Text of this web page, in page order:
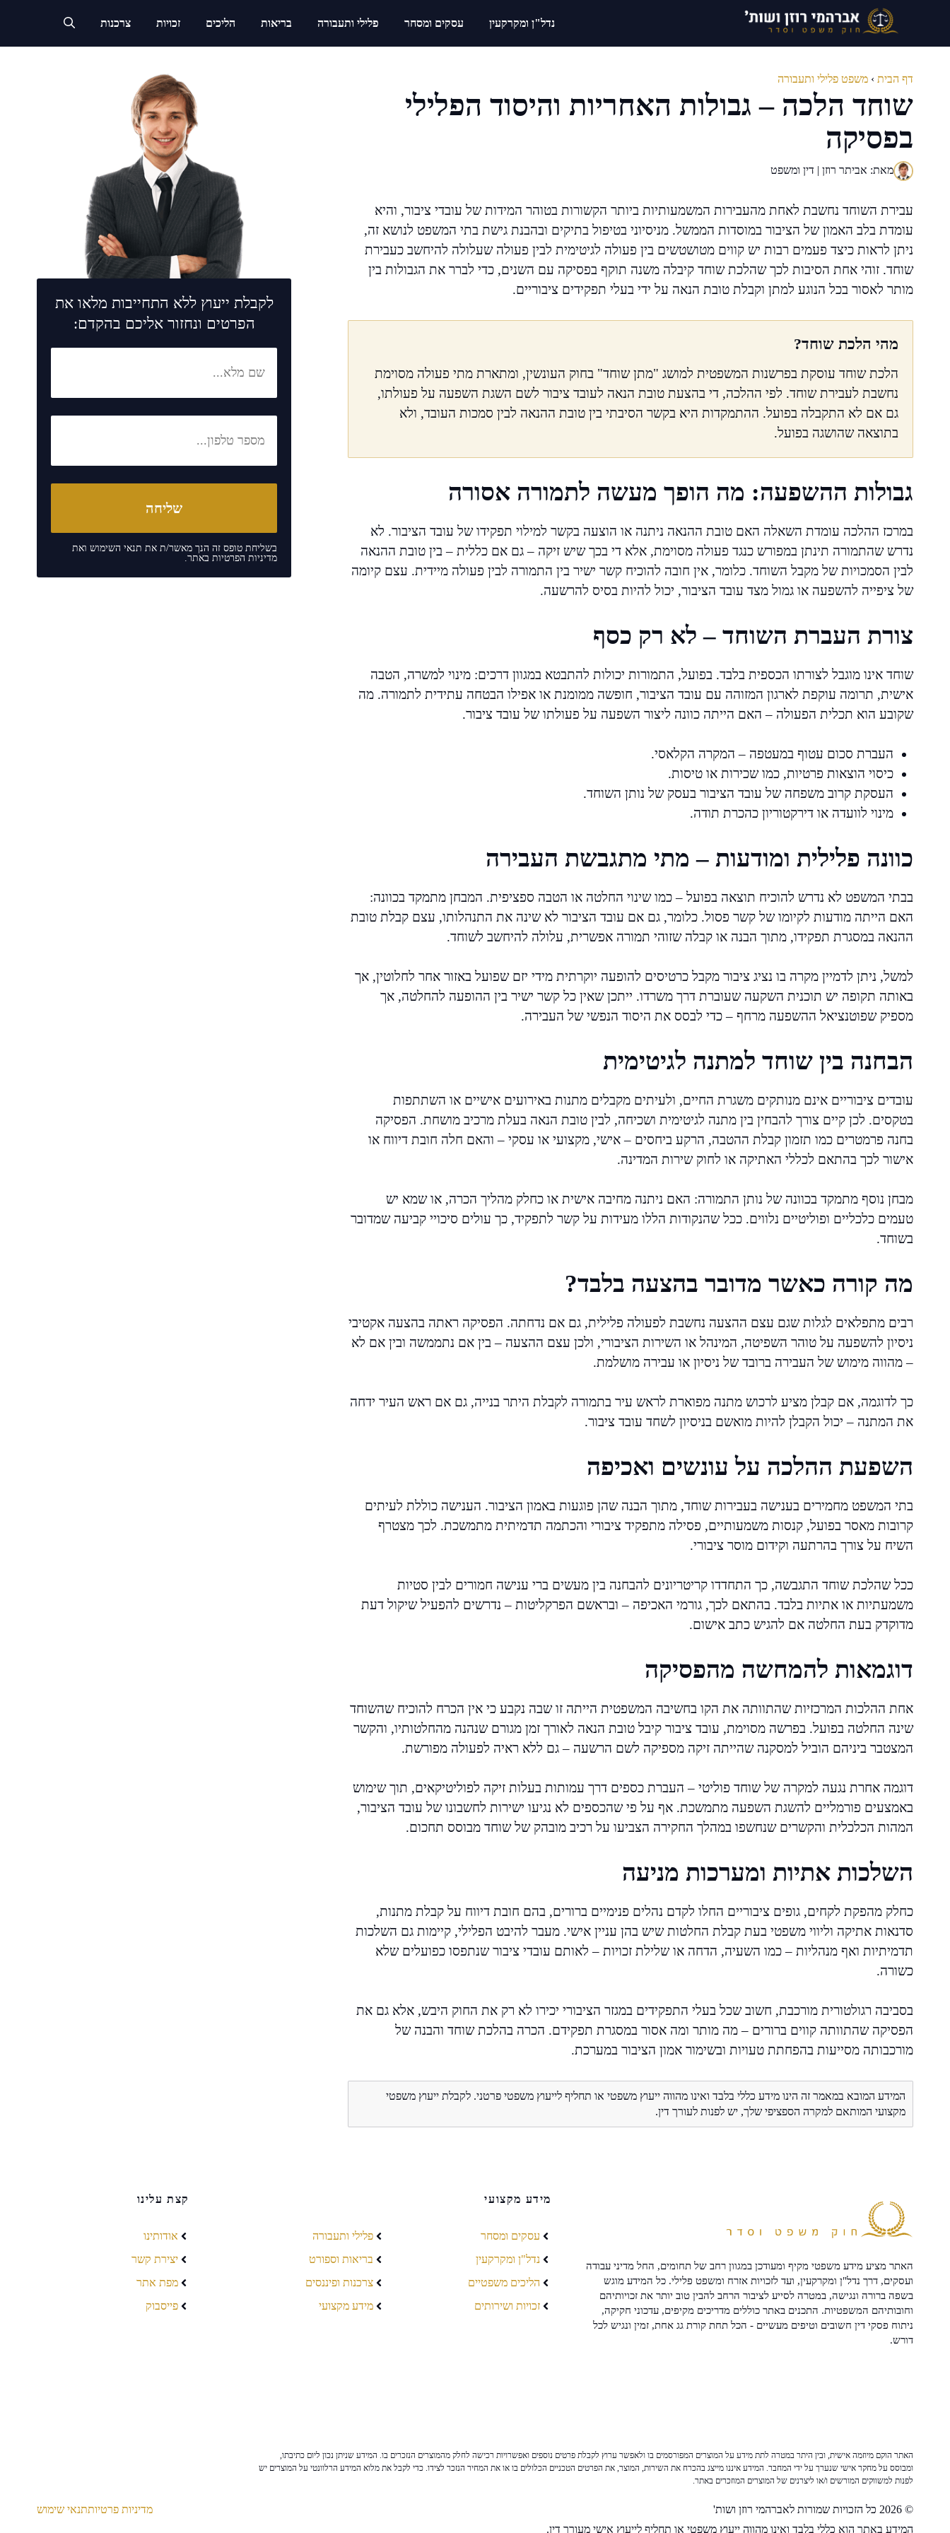
נדל"ן ומקרקעין עסקים ומסחר פלילי ותעבורה בריאות הליכים זכויות צרכנות
דף הבית › משפט פלילי ותעבורה
שוחד הלכה – גבולות האחריות והיסוד הפלילי
בפסיקה
מאת: אביתר רוזן | דין ומשפט
עבירת השוחד נחשבת לאחת מהעבירות המשמעותיות ביותר הקשורות בטוהר המידות של עובדי ציבור, והיא
עומדת בלב האמון של הציבור במוסדות הממשל. מניסיוני בטיפול בתיקים ובהבנת גישת בתי המשפט לנושא זה,
ניתן לראות כיצד פעמים רבות יש קווים מטושטשים בין פעולה לגיטימית לבין פעולה שעלולה להיחשב כעבירת
שוחד. זוהי אחת הסיבות לכך שהלכת שוחד קיבלה משנה תוקף בפסיקה עם השנים, כדי לברר את הגבולות בין
מותר לאסור בכל הנוגע למתן וקבלת טובת הנאה על ידי בעלי תפקידים ציבוריים.
מהי הלכת שוחד?
הלכת שוחד עוסקת בפרשנות המשפטית למושג "מתן שוחד" בחוק העונשין, ומתארת מתי פעולה מסוימת
נחשבת לעבירת שוחד. לפי ההלכה, די בהצעת טובת הנאה לעובד ציבור לשם השגת השפעה על פעולתו,
גם אם לא התקבלה בפועל. ההתמקדות היא בקשר הסיבתי בין טובת ההנאה לבין סמכות העובד, ולא
בתוצאה שהושגה בפועל.
גבולות ההשפעה: מה הופך מעשה לתמורה אסורה
במרכז ההלכה עומדת השאלה האם טובת ההנאה ניתנה או הוצעה בקשר למילוי תפקידו של עובד הציבור. לא
נדרש שהתמורה תינתן במפורש כנגד פעולה מסוימת, אלא די בכך שיש זיקה – גם אם כללית – בין טובת ההנאה
לבין הסמכויות של מקבל השוחד. כלומר, אין חובה להוכיח קשר ישיר בין התמורה לבין פעולה מיידית. עצם קיומה
של ציפייה להשפעה או גמול מצד עובד הציבור, יכול להיות בסיס להרשעה.
צורת העברת השוחד – לא רק כסף
שוחד אינו מוגבל לצורתו הכספית בלבד. בפועל, התמורות יכולות להתבטא במגוון דרכים: מינוי למשרה, הטבה
אישית, תרומה עוקפת לארגון המזוהה עם עובד הציבור, חופשה ממומנת או אפילו הבטחה עתידית לתמורה. מה
שקובע הוא תכלית הפעולה – האם הייתה כוונה ליצור השפעה על פעולתו של עובד ציבור.
העברת סכום עטוף במעטפה – המקרה הקלאסי.
כיסוי הוצאות פרטיות, כמו שכירות או טיסות.
העסקת קרוב משפחה של עובד הציבור בעסק של נותן השוחד.
מינוי לוועדה או דירקטוריון כהכרת תודה.
כוונה פלילית ומודעות – מתי מתגבשת העבירה
בבתי המשפט לא נדרש להוכיח תוצאה בפועל – כמו שינוי החלטה או הטבה ספציפית. המבחן מתמקד בכוונה:
האם הייתה מודעות לקיומו של קשר פסול. כלומר, גם אם עובד הציבור לא שינה את התנהלותו, עצם קבלת טובת
ההנאה במסגרת תפקידו, מתוך הבנה או קבלה שזוהי תמורה אפשרית, עלולה להיחשב לשוחד.
למשל, ניתן לדמיין מקרה בו נציג ציבור מקבל כרטיסים להופעה יוקרתית מידי יזם שפועל באזור אחר לחלוטין, אך
באותה תקופה יש תוכנית השקעה שעוברת דרך משרדו. ייתכן שאין כל קשר ישיר בין ההופעה להחלטה, אך
מספיק שפוטנציאל ההשפעה מרחף – כדי לבסס את היסוד הנפשי של העבירה.
הבחנה בין שוחד למתנה לגיטימית
עובדים ציבוריים אינם מנותקים משגרת החיים, ולעיתים מקבלים מתנות באירועים אישיים או השתתפות
בטקסים. לכן קיים צורך להבחין בין מתנה לגיטימית ושכיחה, לבין טובת הנאה בעלת מרכיב מושחת. הפסיקה
בחנה פרמטרים כמו תזמון קבלת ההטבה, הרקע ביחסים – אישי, מקצועי או עסקי – והאם חלה חובת דיווח או
אישור לכך בהתאם לכללי האתיקה או לחוק שירות המדינה.
מבחן נוסף מתמקד בכוונה של נותן התמורה: האם ניתנה מחיבה אישית או כחלק מהליך הכרה, או שמא יש
טעמים כלכליים ופוליטיים נלווים. ככל שהנקודות הללו מעידות על קשר לתפקיד, כך עולים סיכויי קביעה שמדובר
בשוחד.
מה קורה כאשר מדובר בהצעה בלבד?
רבים מתפלאים לגלות שגם עצם ההצעה נחשבת לפעולה פלילית, גם אם נדחתה. הפסיקה ראתה בהצעה אקטיבי
ניסיון להשפעה על טוהר השפיטה, המינהל או השירות הציבורי, ולכן עצם ההצעה – בין אם נתממשה ובין אם לא
– מהווה מימוש של העבירה ברובד של ניסיון או עבירה מושלמת.
כך לדוגמה, אם קבלן מציע לרכוש מתנה מפוארת לראש עיר בתמורה לקבלת היתר בנייה, גם אם ראש העיר ידחה
את המתנה – יכול הקבלן להיות מואשם בניסיון לשחד עובד ציבור.
השפעת ההלכה על עונשים ואכיפה
בתי המשפט מחמירים בענישה בעבירות שוחד, מתוך הבנה שהן פוגעות באמון הציבור. הענישה כוללת לעיתים
קרובות מאסר בפועל, קנסות משמעותיים, פסילה מתפקיד ציבורי והכתמה תדמיתית מתמשכת. לכך מצטרף
השיח על צורך בהרתעה וקידום מוסר ציבורי.
ככל שהלכת שוחד התגבשה, כך התחדדו קריטריונים להבחנה בין מעשים ברי ענישה חמורים לבין סטיות
משמעתיות או אתיות בלבד. בהתאם לכך, גורמי האכיפה – ובראשם הפרקליטות – נדרשים להפעיל שיקול דעת
מדוקדק בעת החלטה אם להגיש כתב אישום.
דוגמאות להמחשה מהפסיקה
אחת ההלכות המרכזיות שהתוותה את הקו בחשיבה המשפטית הייתה זו שבה נקבע כי אין הכרח להוכיח שהשוחד
שינה החלטה בפועל. בפרשה מסוימת, עובד ציבור קיבל טובת הנאה לאורך זמן מגורם שנהנה מהחלטותיו, והקשר
המצטבר ביניהם הוביל למסקנה שהייתה זיקה מספיקה לשם הרשעה – גם ללא ראיה לפעולה מפורשת.
דוגמה אחרת נגעה למקרה של שוחד פוליטי – העברת כספים דרך עמותות בעלות זיקה לפוליטיקאים, תוך שימוש
באמצעים פורמליים להשגת השפעה מתמשכת. אף על פי שהכספים לא נגיעו ישירות לחשבונו של עובד הציבור,
המהות הכלכלית והקשרים שנחשפו במהלך החקירה הצביעו על רכיב מובהק של שוחד מבוסס תחכום.
השלכות אתיות ומערכות מניעה
כחלק מהפקת לקחים, גופים ציבוריים החלו לקדם נהלים פנימיים ברורים, בהם חובת דיווח על קבלת מתנות,
סדנאות אתיקה וליווי משפטי בעת קבלת החלטות שיש בהן עניין אישי. מעבר להיבט הפלילי, קיימות גם השלכות
תדמיתיות ואף מנהליות – כמו השעיה, הדחה או שלילת זכויות – לאותם עובדי ציבור שנתפסו כפועלים שלא
כשורה.
בסביבה רגולטורית מורכבת, חשוב שכל בעלי התפקידים במגזר הציבורי יכירו לא רק את החוק היבש, אלא גם את
הפסיקה שהתוותה קווים ברורים – מה מותר ומה אסור במסגרת תפקידם. הכרה בהלכת שוחד והבנה של
מורכבותה מסייעות בהפחתת טעויות ובשימור אמון הציבור במערכת.
המידע המובא במאמר זה הינו מידע כללי בלבד ואינו מהווה ייעוץ משפטי או תחליף לייעוץ משפטי פרטני. לקבלת ייעוץ משפטי
מקצועי המותאם למקרה הספציפי שלך, יש לפנות לעורך דין.
לקבלת ייעוץ ללא התחייבות מלאו את
הפרטים ונחזור אליכם בהקדם:
בשליחת טופס זה הנך מאשר/ת את תנאי השימושואת
מדיניות הפרטיותבאתר.
האתר מציע מידע משפטי מקיף ומעודכן במגוון רחב של תחומים, החל מדיני עבודה
ועסקים, דרך נדל"ן ומקרקעין, ועד לזכויות אזרח ומשפט פלילי. כל המידע מוגש
בשפה ברורה ונגישה, במטרה לסייע לציבור הרחב להבין טוב יותר את זכויותיהם
וחובותיהם המשפטיות. התכנים באתר כוללים מדריכים מקיפים, עדכוני חקיקה,
ניתוח פסקי דין חשובים וטיפים מעשיים - הכל תחת קורת גג אחת, זמין ונגיש לכל
דורש.
מידע מקצועי
עסקים ומסחר
נדל"ן ומקרקעין
הליכים משפטיים
זכויות ושירותים
פלילי ותעבורה
בריאות וספורט
צרכנות ופיננסים
מידע מקצועי
קצת עלינו
אודותינו
יצירת קשר
מפת אתר
פייסבוק
האתר הוקם מיוזמה אישית, ובין היתר במטרה לתת מידע על המוצרים המפורסמים בו ולאפשר ערוץ לקבלת פרטים נוספים ואפשרויות רכישה לחלק מהמוצרים הנזכרים בו. המידע שניתן נכון ליום כתיבתו,
ומבוסס על מחקר אישי שנערך על ידי המחבר. המידע איננו מייצג בהכרח את השירות, המוצר, את הפרטים הטכניים הכלולים בו או את המחיר הנזכר לצידו. כדי לקבל את מלוא המידע הרלוונטי על המוצרים יש
לפנות למשווקים המורשים ו/או ליצרנים של המוצרים המוזכרים באתר.
© 2026 כל הזכויות שמורות לאברהמי רוזן ושות'
המידע באתר הוא כללי בלבד ואינו מהווה ייעוץ משפטי או תחליף לייעוץ אישי מעורך דין.
מדיניות פרטיותתנאי שימוש